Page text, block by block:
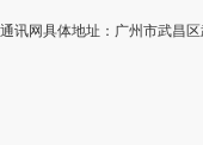
通讯网具体地址：广州市武昌